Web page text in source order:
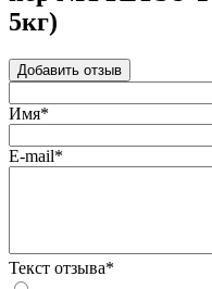
5кг)
Добавить отзыв
Имя*
E-mail*
Текст отзыва*